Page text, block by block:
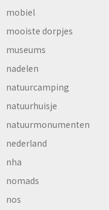
mobiel
mooiste dorpjes
museums
nadelen
natuurcamping
natuurhuisje
natuurmonumenten
nederland
nha
nomads
nos